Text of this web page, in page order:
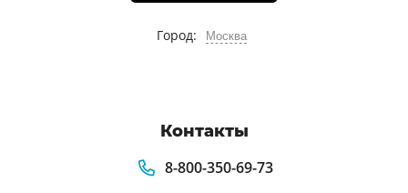
Город: Москва
Контакты
8-800-350-69-73